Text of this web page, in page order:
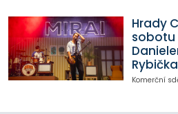
Hrady
sobotu
Komerční